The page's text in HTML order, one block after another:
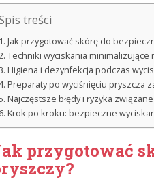
treści
Jak przygotować skórę do
Techniki wyciskania
Higiena i dezynfekcja podczas
Preparaty po wyciśnięciu pryszcza
Najczęstsze błędy i ryzyka
Krok po kroku: bezpieczne
przygotować